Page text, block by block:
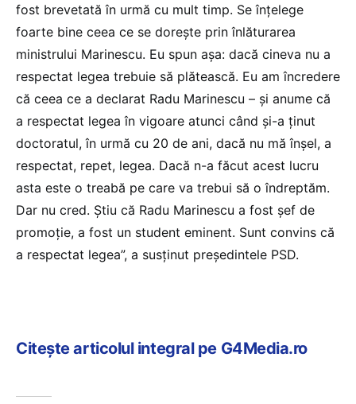
fost brevetată în urmă cu mult timp. Se înţelege
foarte bine ceea ce se doreşte prin înlăturarea
ministrului Marinescu. Eu spun aşa: dacă cineva nu a
respectat legea trebuie să plătească. Eu am încredere
că ceea ce a declarat Radu Marinescu – şi anume că
a respectat legea în vigoare atunci când şi-a ţinut
doctoratul, în urmă cu 20 de ani, dacă nu mă înşel, a
respectat, repet, legea. Dacă n-a făcut acest lucru
asta este o treabă pe care va trebui să o îndreptăm.
Dar nu cred. Ştiu că Radu Marinescu a fost şef de
promoţie, a fost un student eminent. Sunt convins că
a respectat legea”, a susținut președintele PSD.
Citește articolul integral pe G4Media.ro